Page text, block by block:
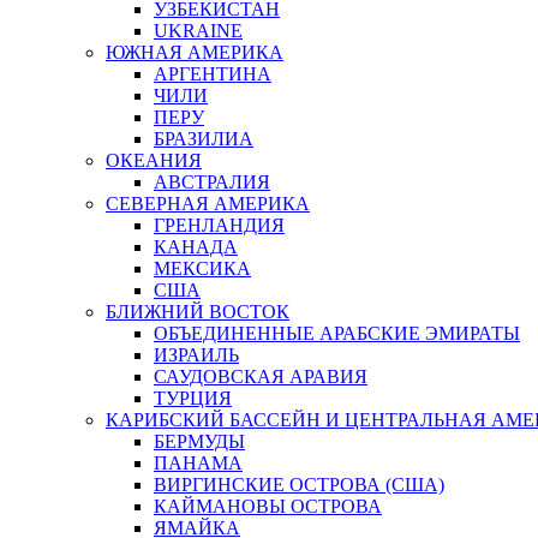
УЗБЕКИСТАН
UKRAINE
ЮЖНАЯ АМЕРИКА
АРГЕНТИНА
ЧИЛИ
ПЕРУ
БРАЗИЛИА
ОКЕАНИЯ
АВСТРАЛИЯ
СЕВЕРНАЯ АМЕРИКА
ГРЕНЛАНДИЯ
КАНАДА
МЕКСИКА
США
БЛИЖНИЙ ВОСТОК
ОБЪЕДИНЕННЫЕ АРАБСКИЕ ЭМИРАТЫ
ИЗРАИЛЬ
САУДОВСКАЯ АРАВИЯ
ТУРЦИЯ
КАРИБСКИЙ БАССЕЙН И ЦЕНТРАЛЬНАЯ
БЕРМУДЫ
ПАНАМА
ВИРГИНСКИЕ ОСТРОВА (США)
КАЙМАНОВЫ ОСТРОВА
ЯМАЙКА